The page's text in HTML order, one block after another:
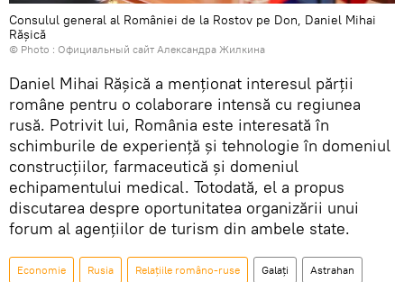
Consulul general al României de la Rostov pe Don, Daniel Mihai
Rășică
© Photo : Официальный сайт Александра Жилкина
Daniel Mihai Rășică a menționat interesul părții
române pentru o colaborare intensă cu regiunea
rusă. Potrivit lui, România este interesată în
schimburile de experiență și tehnologie în domeniul
construcțiilor, farmaceutică și domeniul
echipamentului medical. Totodată, el a propus
discutarea despre oportunitatea organizării unui
forum al agențiilor de turism din ambele state.
Economie Rusia Relațiile româno-ruse Galați Astrahan